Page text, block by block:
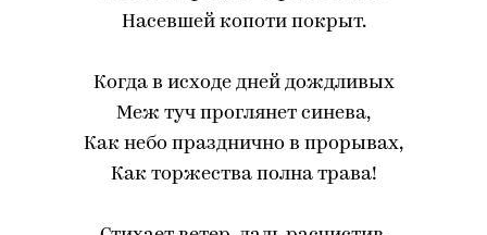
Насевшей копоти покрыт.
Когда в исходе дней дождливых
Меж туч проглянет синева,
Как небо празднично в прорывах,
Как торжества полна трава!